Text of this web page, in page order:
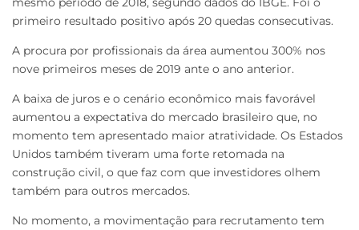
primeiro resultado positivo após 20 quedas consecutivas.
A procura por profissionais da área aumentou 300% nos
nove primeiros meses de 2019 ante o ano anterior.
A baixa de juros e o cenário econômico mais favorável
aumentou a expectativa do mercado brasileiro que, no
momento tem apresentado maior atratividade. Os Estados
Unidos também tiveram uma forte retomada na
construção civil, o que faz com que investidores olhem
também para outros mercados.
No momento, a movimentação para recrutamento tem